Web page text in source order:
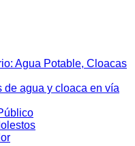
Agua Potable, Cloacas
de agua y cloaca en vía